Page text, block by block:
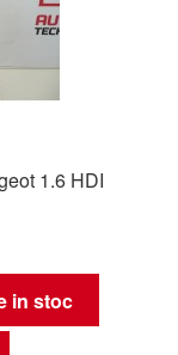
1.6 HDI
in stoc